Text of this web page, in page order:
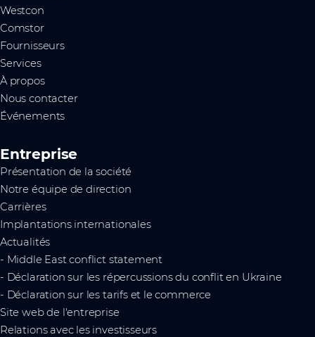
Westcon
Comstor
Fournisseurs
Services
À propos
Nous contacter
Événements
Entreprise
Présentation de la société
Notre équipe de direction
Carrières
Implantations internationales
Actualités
- Middle East conflict statement
- Déclaration sur les répercussions du conflit en Ukraine
- Déclaration sur les tarifs et le commerce
Site web de l'entreprise
Relations avec les investisseurs